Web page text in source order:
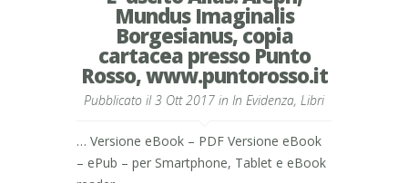
Mundus Imaginalis
Borgesianus, copia
cartacea presso Punto
Rosso, www.puntorosso.it
Pubblicato il 3 Ott 2017 in In Evidenza, Libri
… Versione eBook – PDF Versione eBook
– ePub – per Smartphone, Tablet e eBook